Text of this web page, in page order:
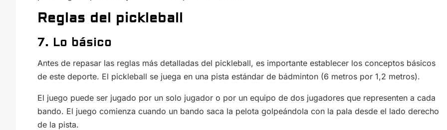
Reglas del pickleball
7. Lo básico
Antes de repasar las reglas más detalladas del pickleball, es importante establecer los conceptos básicos
de este deporte. El pickleball se juega en una pista estándar de bádminton (6 metros por 1,2 metros).
El juego puede ser jugado por un solo jugador o por un equipo de dos jugadores que representen a cada
bando. El juego comienza cuando un bando saca la pelota golpeándola con la pala desde el lado derecho
de la pista.